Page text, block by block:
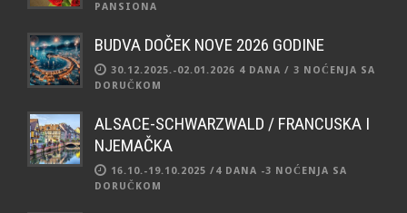
PANSIONA
BUDVA DOČEK NOVE 2026 GODINE
30.12.2025.-02.01.2026 4 DANA / 3 NOĆENJA SA
DORUČKOM
ALSACE-SCHWARZWALD / FRANCUSKA I
NJEMAČKA
16.10.-19.10.2025 /4 DANA -3 NOĆENJA SA
DORUČKOM